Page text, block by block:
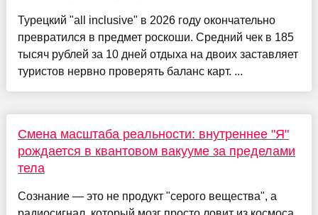
Турецкий "all inclusive" в 2026 году окончательно
превратился в предмет роскоши. Средний чек в 185
тысяч рублей за 10 дней отдыха на двоих заставляет
туристов нервно проверять баланс карт. ...
Смена масштаба реальности: внутреннее "Я"
рождается в квантовом вакууме за пределами
тела
Сознание — это не продукт "серого вещества", а